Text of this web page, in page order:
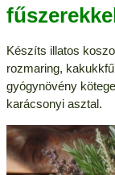
Készíts illatos
rozmaring,
gyógynövény
karácsonyi asztal.